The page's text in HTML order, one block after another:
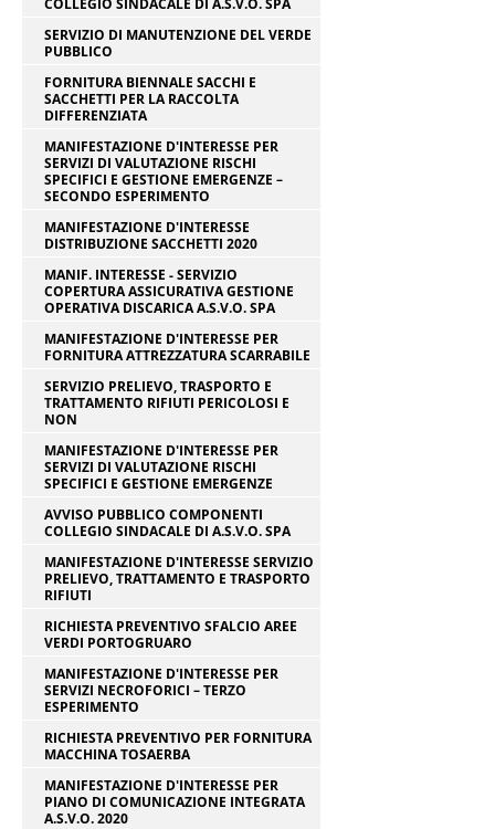
COLLEGIO SINDACALE DI A.S.V.O. SPA
SERVIZIO DI MANUTENZIONE DEL VERDE
PUBBLICO
FORNITURA BIENNALE SACCHI E
SACCHETTI PER LA RACCOLTA
DIFFERENZIATA
MANIFESTAZIONE D'INTERESSE PER
SERVIZI DI VALUTAZIONE RISCHI
SPECIFICI E GESTIONE EMERGENZE –
SECONDO ESPERIMENTO
MANIFESTAZIONE D'INTERESSE
DISTRIBUZIONE SACCHETTI 2020
MANIF. INTERESSE - SERVIZIO
COPERTURA ASSICURATIVA GESTIONE
OPERATIVA DISCARICA A.S.V.O. SPA
MANIFESTAZIONE D'INTERESSE PER
FORNITURA ATTREZZATURA SCARRABILE
SERVIZIO PRELIEVO, TRASPORTO E
TRATTAMENTO RIFIUTI PERICOLOSI E
NON
MANIFESTAZIONE D'INTERESSE PER
SERVIZI DI VALUTAZIONE RISCHI
SPECIFICI E GESTIONE EMERGENZE
AVVISO PUBBLICO COMPONENTI
COLLEGIO SINDACALE DI A.S.V.O. SPA
MANIFESTAZIONE D'INTERESSE SERVIZIO
PRELIEVO, TRATTAMENTO E TRASPORTO
RIFIUTI
RICHIESTA PREVENTIVO SFALCIO AREE
VERDI PORTOGRUARO
MANIFESTAZIONE D'INTERESSE PER
SERVIZI NECROFORICI – TERZO
ESPERIMENTO
RICHIESTA PREVENTIVO PER FORNITURA
MACCHINA TOSAERBA
MANIFESTAZIONE D'INTERESSE PER
PIANO DI COMUNICAZIONE INTEGRATA
A.S.V.O. 2020